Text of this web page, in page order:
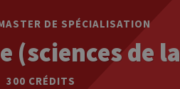
DE SPÉCIALISATION
(sciences de
300 CRÉDITS